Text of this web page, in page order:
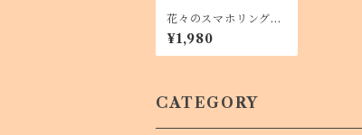
花々のスマホリング
全12種類
¥1,980
CATEGORY